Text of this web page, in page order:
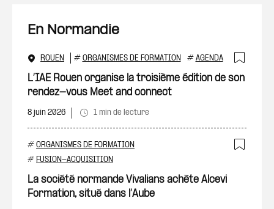
En Normandie
ROUEN # ORGANISMES DE FORMATION # AGENDA
L’IAE Rouen organise la troisième édition de son
rendez-vous Meet and connect
8 juin 2026 1 min de lecture
# ORGANISMES DE FORMATION
# FUSION-ACQUISITION
La société normande Vivalians achète Alcevi
Formation, situé dans l’Aube